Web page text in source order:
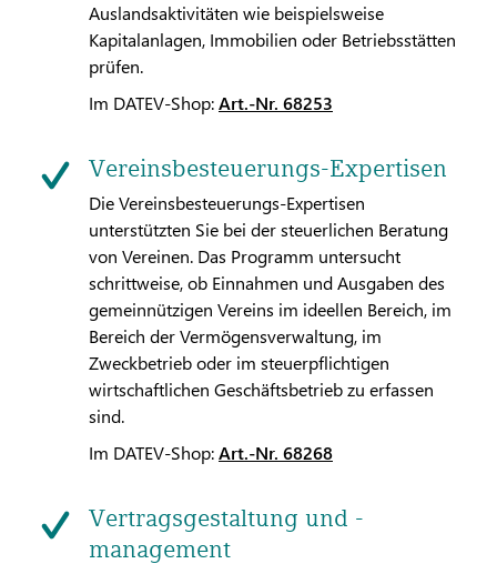
Auslandsaktivitäten wie beispielsweise
Kapitalanlagen, Immobilien oder Betriebsstätten
prüfen.
Im DATEV-Shop:Art.-Nr. 68253
Vereinsbesteuerungs-Expertisen
Die Vereinsbesteuerungs-Expertisen
unterstützten Sie bei der steuerlichen Beratung
von Vereinen. Das Programm untersucht
schrittweise, ob Einnahmen und Ausgaben des
gemeinnützigen Vereins im ideellen Bereich, im
Bereich der Vermögensverwaltung, im
Zweckbetrieb oder im steuerpflichtigen
wirtschaftlichen Geschäftsbetrieb zu erfassen
sind.
Im DATEV-Shop:Art.-Nr. 68268
Vertragsgestaltung und -
management